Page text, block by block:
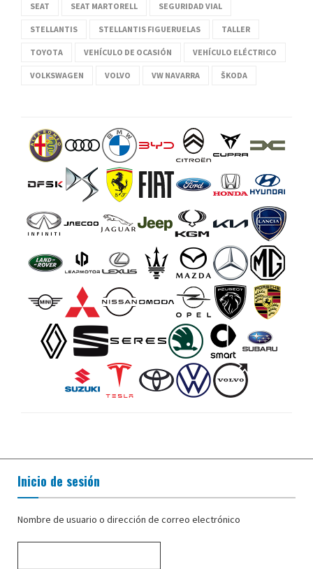
SEAT SEAT MARTORELL SEGURIDAD VIAL
STELLANTIS STELLANTIS FIGUERUELAS TALLER
TOYOTA VEHÍCULO DE OCASIÓN VEHÍCULO ELÉCTRICO
VOLKSWAGEN VOLVO VW NAVARRA ŠKODA
Inicio de sesión
Nombre de usuario o dirección de correo electrónico